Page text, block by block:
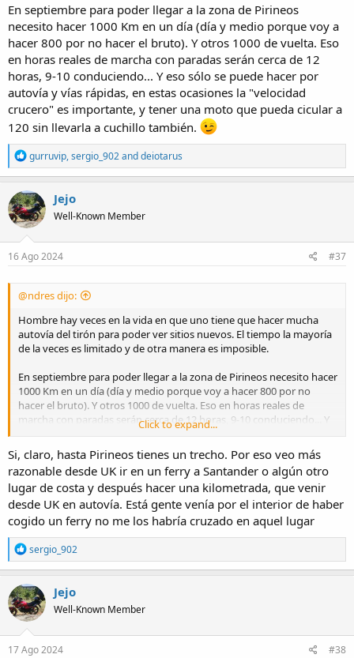
En septiembre para poder llegar a la zona de Pirineos
necesito hacer 1000 Km en un día (día y medio porque voy a
hacer 800 por no hacer el bruto). Y otros 1000 de vuelta. Eso
en horas reales de marcha con paradas serán cerca de 12
horas, 9-10 conduciendo... Y eso sólo se puede hacer por
autovía y vías rápidas, en estas ocasiones la "velocidad
crucero" es importante, y tener una moto que pueda cicular a
120 sin llevarla a cuchillo también.
R
e
a
c
t
i
o
n
s
gurruvip,sergio_902anddeiotarus
Jejo
Well-Known Member
16 Ago 2024 #37
@ndres dijo:
Hombre hay veces en la vida en que uno tiene que hacer mucha
autovía del tirón para poder ver sitios nuevos. El tiempo la mayoría
de la veces es limitado y de otra manera es imposible.
En septiembre para poder llegar a la zona de Pirineos necesito hacer
1000 Km en un día (día y medio porque voy a hacer 800 por no
hacer el bruto). Y otros 1000 de vuelta. Eso en horas reales de
marcha con paradas serán cerca de 12 horas, 9-10 conduciendo... Y
eso sólo se puede hacer por autovía y vías rápidas, en estas
ocasiones la "velocidad crucero" es importante, y tener una moto
que pueda cicular a 120 sin llevarla a cuchillo también.
Click to expand...
Si, claro, hasta Pirineos tienes un trecho. Por eso veo más
razonable desde UK ir en un ferry a Santander o algún otro
lugar de costa y después hacer una kilometrada, que venir
desde UK en autovía. Está gente venía por el interior de haber
cogido un ferry no me los habría cruzado en aquel lugar
R
e
a
c
t
i
o
n
s
sergio_902
Jejo
Well-Known Member
17 Ago 2024 #38